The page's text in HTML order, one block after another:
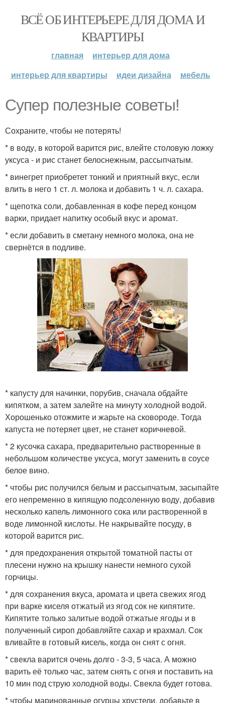
ВСЁ ОБ ИНТЕРЬЕРЕ ДЛЯ ДОМА И
КВАРТИРЫ
главная
интерьер для дома
интерьер для квартиры
идеи дизайна мебель
Супер полезные советы!
Сохраните, чтобы не потерять!
* в воду, в которой варится рис, влейте столовую ложку
уксуса - и рис станет белоснежным, рассыпчатым.
* винегрет приобретет тонкий и приятный вкус, если
влить в него 1 ст. л. молока и добавить 1 ч. л. сахара.
* щепотка соли, добавленная в кофе перед концом
варки, придает напитку особый вкус и аромат.
* если добавить в сметану немного молока, она не
свернётся в подливе.
* капусту для начинки, порубив, сначала обдайте
кипятком, а затем залейте на минуту холодной водой.
Хорошенько отожмите и жарьте на сковороде. Тогда
капуста не потеряет цвет, не станет коричневой.
* 2 кусочка сахара, предварительно растворенные в
небольшом количестве уксуса, могут заменить в соусе
белое вино.
* чтобы рис получился белым и рассыпчатым, засыпайте
его непременно в кипящую подсоленную воду, добавив
несколько капель лимонного сока или растворенной в
воде лимонной кислоты. Не накрывайте посуду, в
которой варится рис.
* для предохранения открытой томатной пасты от
плесени нужно на крышку нанести немного сухой
горчицы.
* для сохранения вкуса, аромата и цвета свежих ягод
при варке киселя отжатый из ягод сок не кипятите.
Кипятите только залитые водой отжатые ягоды и в
полученный сироп добавляйте сахар и крахмал. Сок
вливайте в готовый кисель, когда он снят с огня.
* свекла варится очень долго - 3-3, 5 часа. А можно
варить её только час, затем снять с огня и поставить на
10 мин под струю холодной воды. Свекла будет готова.
* чтобы маринованные огурцы хрустели, добавьте в